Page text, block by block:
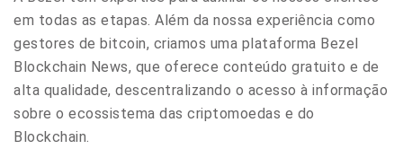
em todas as etapas. Além da nossa experiência como
gestores de bitcoin, criamos uma plataforma Bezel
Blockchain News, que oferece conteúdo gratuito e de
alta qualidade, descentralizando o acesso à informação
sobre o ecossistema das criptomoedas e do
Blockchain.